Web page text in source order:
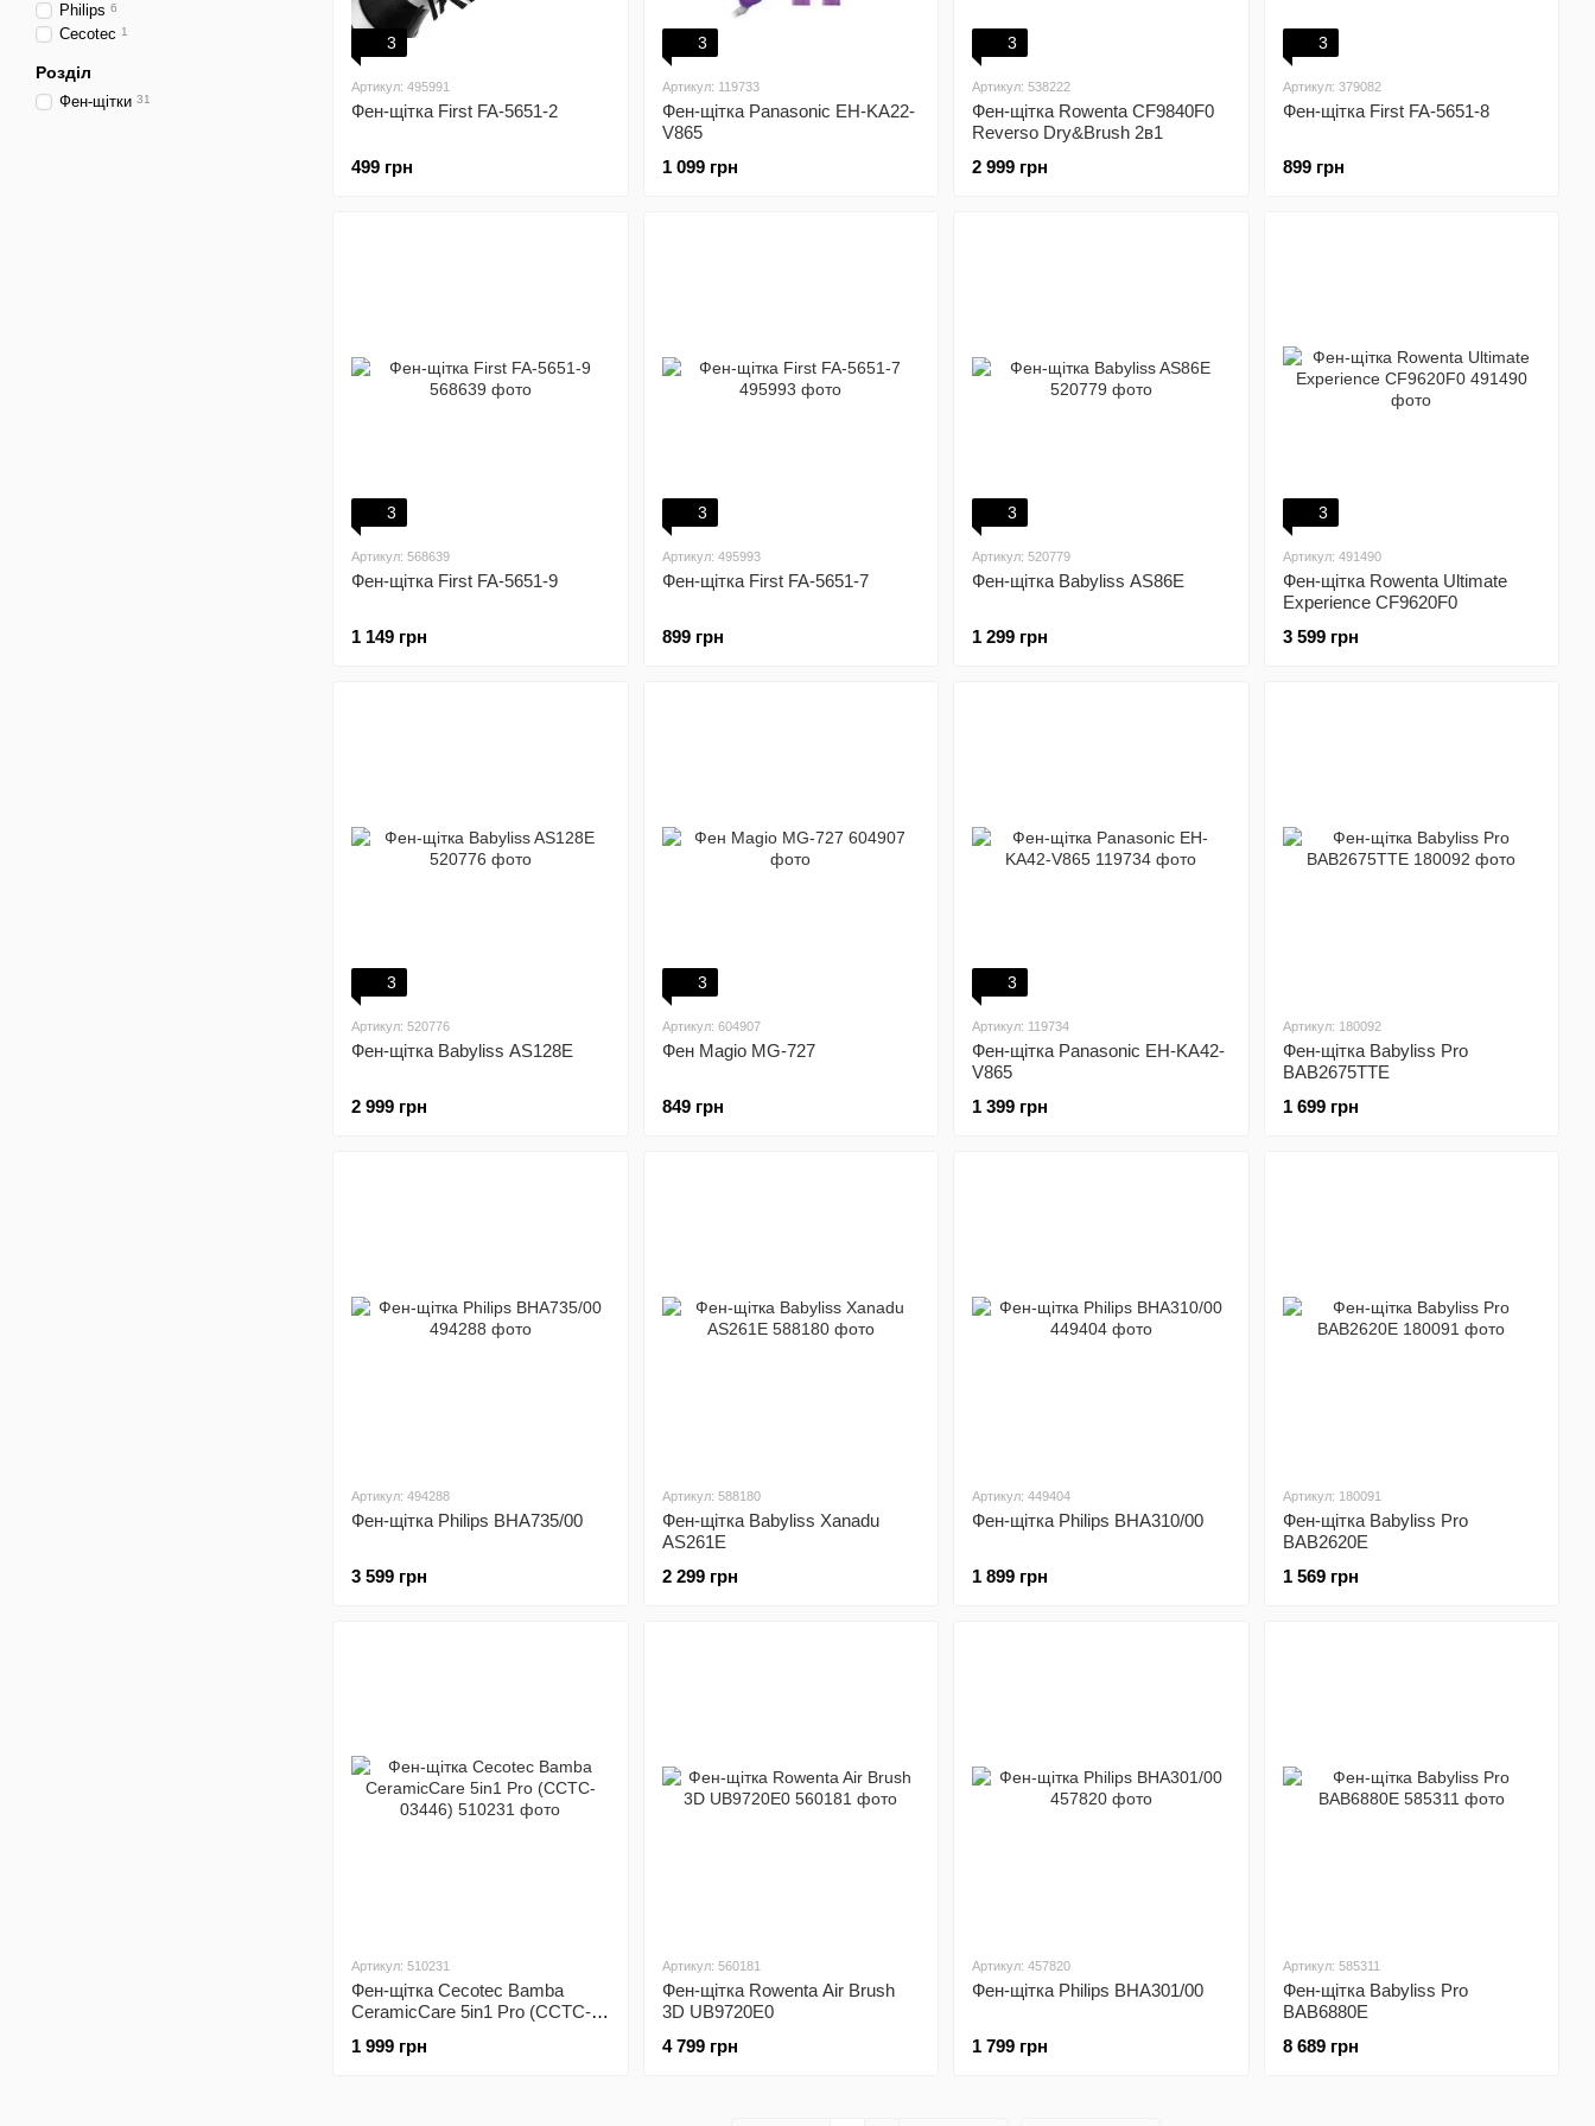
3
Артикул: 495991
Фен-щітка First FA-5651-2
499 грн
3
Артикул: 119733
Фен-щітка Panasonic EH-KA22-
V865
1 099 грн
3
Артикул: 538222
Фен-щітка Rowenta CF9840F0
Reverso Dry&Brush 2в1
2 999 грн
3
Артикул: 379082
Фен-щітка First FA-5651-8
899 грн
3
Артикул: 568639
Фен-щітка First FA-5651-9
1 149 грн
3
Артикул: 495993
Фен-щітка First FA-5651-7
899 грн
3
Артикул: 520779
Фен-щітка Babyliss AS86E
1 299 грн
3
Артикул: 491490
Фен-щітка Rowenta Ultimate
Experience CF9620F0
3 599 грн
3
Артикул: 520776
Фен-щітка Babyliss AS128E
2 999 грн
3
Артикул: 604907
Фен Magio MG-727
849 грн
3
Артикул: 119734
Фен-щітка Panasonic EH-KA42-
V865
1 399 грн
Артикул: 180092
Фен-щітка Babyliss Pro
BAB2675TTE
1 699 грн
Артикул: 494288
Фен-щітка Philips BHA735/00
3 599 грн
Артикул: 588180
Фен-щітка Babyliss Xanadu
AS261E
2 299 грн
Артикул: 449404
Фен-щітка Philips BHA310/00
1 899 грн
Артикул: 180091
Фен-щітка Babyliss Pro
BAB2620E
1 569 грн
Артикул: 510231
Фен-щітка Cecotec Bamba
CeramicCare 5in1 Pro (CCTC-
1 999 грн
Артикул: 560181
Фен-щітка Rowenta Air Brush
3D UB9720E0
4 799 грн
Артикул: 457820
Фен-щітка Philips BHA301/00
1 799 грн
Артикул: 585311
Фен-щітка Babyliss Pro
BAB6880E
8 689 грн
Philips 6
Cecotec 1
Розділ
Фен-щітки 31